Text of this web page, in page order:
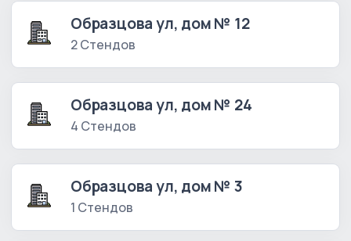
Образцова ул, дом № 12
2 Стендов
Образцова ул, дом № 24
4 Стендов
Образцова ул, дом № 3
1 Стендов